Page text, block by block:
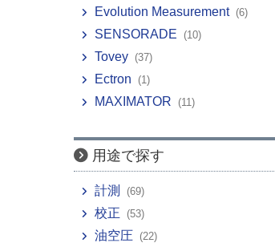
Evolution Measurement (6)
SENSORADE (10)
Tovey (37)
Ectron (1)
MAXIMATOR (11)
用途で探す
計測 (69)
校正 (53)
油空圧 (22)